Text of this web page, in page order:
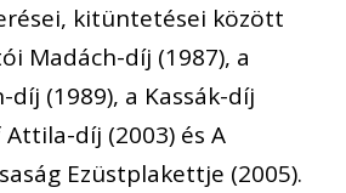
kitüntetései között
Madách-díj (1987), a
díj (1989), a Kassák-díj
Attila-díj (2003) és A
Ezüstplakettje (2005).